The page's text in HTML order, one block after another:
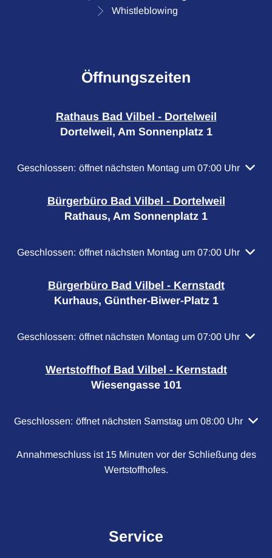
Whistleblowing
Öffnungszeiten
Rathaus Bad Vilbel - Dortelweil
Dortelweil, Am Sonnenplatz 1
Klicken, um weitere Öffnungs- oder Schließzeiten
Geschlossen: öffnet nächsten Montag um 07:00 Uhr
Bürgerbüro Bad Vilbel - Dortelweil
Rathaus, Am Sonnenplatz 1
Klicken, um weitere Öffnungs- oder Schließzeiten
Geschlossen: öffnet nächsten Montag um 07:00 Uhr
Bürgerbüro Bad Vilbel - Kernstadt
Kurhaus, Günther-Biwer-Platz 1
Klicken, um weitere Öffnungs- oder Schließzeiten
Geschlossen: öffnet nächsten Montag um 07:00 Uhr
Wertstoffhof Bad Vilbel - Kernstadt
Wiesengasse 101
Klicken, um weitere Öffnungs- oder Schließzeiten
Geschlossen: öffnet nächsten Samstag um 08:00 Uhr
Annahmeschluss ist 15 Minuten vor der Schließung des
Wertstoffhofes.
Service